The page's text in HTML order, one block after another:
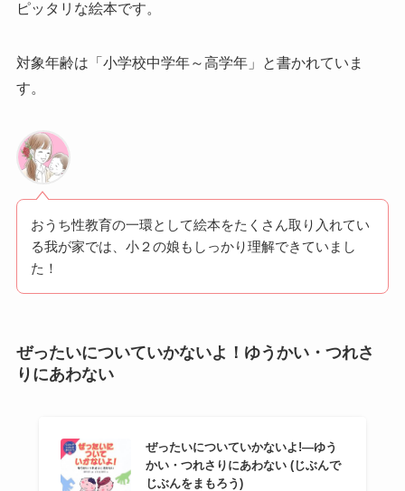
ピッタリな絵本です。
対象年齢は「小学校中学年～高学年」と書かれていま
す。
おうち性教育の一環として絵本をたくさん取り入れてい
る我が家では、小２の娘もしっかり理解できていまし
た！
ぜったいについていかないよ！ゆうかい・つれさ
りにあわない
ぜったいについていかないよ!―ゆう
かい・つれさりにあわない (じぶんで
じぶんをまもろう)